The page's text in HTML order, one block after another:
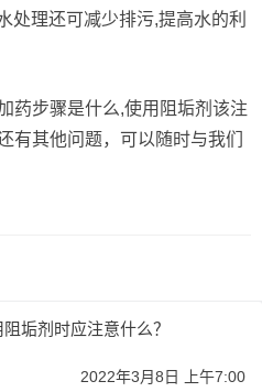
处理还可减少排污,提高水的利
药步骤是什么,使用阻垢剂该注
有其他问题，可以随时与我们
垢剂时应注意什么？
2022年3月8日 上午7:00